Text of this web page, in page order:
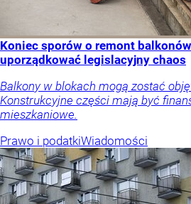
Koniec sporów o remont
uporządkować legislacyjny chaos
Balkony w blokach mogą zostać
Konstrukcyjne części mają być
mieszkaniowe.
Prawo i podatkiWiadomości